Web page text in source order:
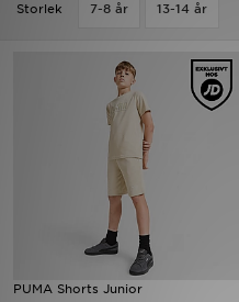
Storlek 7-8 år 13-14 år
PUMA Shorts Junior
Dam
Varumärken